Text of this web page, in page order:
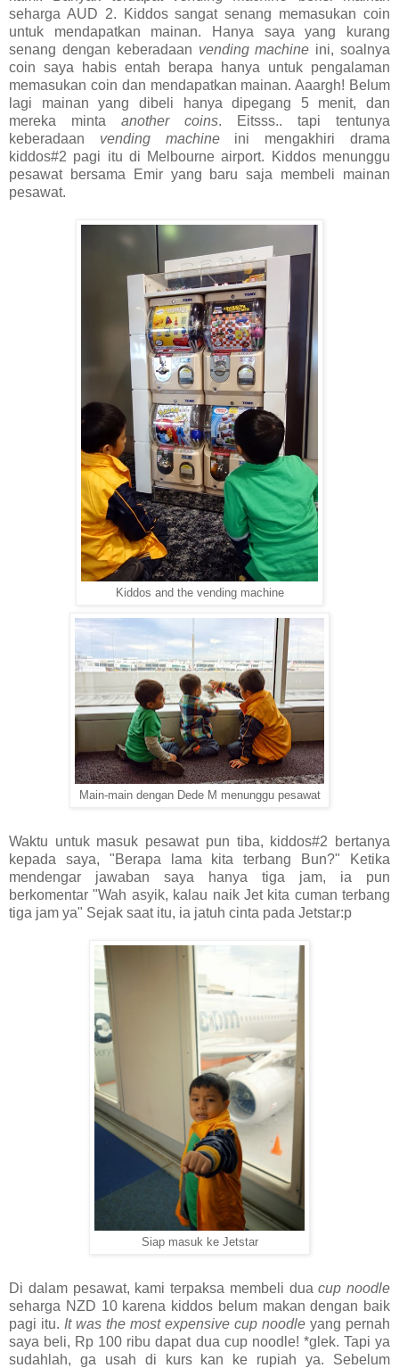
seharga AUD 2. Kiddos sangat senang memasukan coin
untuk mendapatkan mainan. Hanya saya yang kurang
senang dengan keberadaan vending machine ini, soalnya
coin saya habis entah berapa hanya untuk pengalaman
memasukan coin dan mendapatkan mainan. Aaargh! Belum
lagi mainan yang dibeli hanya dipegang 5 menit, dan
mereka minta another coins. Eitsss.. tapi tentunya
keberadaan vending machineini mengakhiri drama
kiddos#2 pagi itu di Melbourne airport. Kiddos menunggu
pesawat bersama Emir yang baru saja membeli mainan
pesawat.
Kiddos and the vending machine
Main-main dengan Dede M menunggu pesawat
Waktu untuk masuk pesawat pun tiba, kiddos#2 bertanya
kepada saya, "Berapa lama kita terbang Bun?" Ketika
mendengar jawaban saya hanya tiga jam, ia pun
berkomentar "Wah asyik, kalau naik Jet kita cuman terbang
tiga jam ya" Sejak saat itu, ia jatuh cinta pada Jetstar:p
Siap masuk ke Jetstar
Di dalam pesawat, kami terpaksa membeli duacup noodle
seharga NZD 10 karena kiddos belum makan dengan baik
pagi itu. It was the most expensive cup noodle yang pernah
saya beli, Rp 100 ribu dapat dua cup noodle! *glek. Tapi ya
sudahlah, ga usah di kurs kan ke rupiah ya. Sebelum